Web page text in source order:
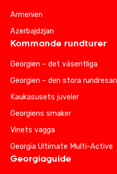
Armenien
Azerbajdzjan
Kommande rundturer
Georgien – det väsentliga
Georgien – den stora rundresan
Kaukasusets juveler
Georgiens smaker
Vinets vagga
Georgia Ultimate Multi-Active
Georgiaguide